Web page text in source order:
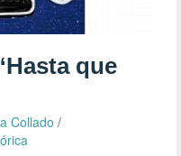
que
Collado /